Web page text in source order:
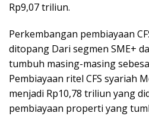
Rp9,07 triliun.
Perkembangan pembiayaan
ditopang Dari segmen SME+
tumbuh masing-masing
Pembiayaan ritel CFS syariah
menjadi Rp10,78 triliun yang
pembiayaan properti yang